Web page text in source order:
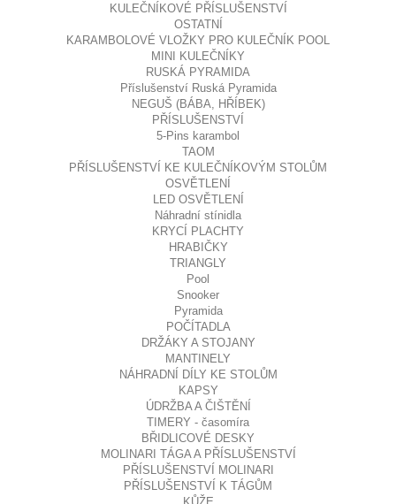
KULEČNÍKOVÉ PŘÍSLUŠENSTVÍ
OSTATNÍ
KARAMBOLOVÉ VLOŽKY PRO KULEČNÍK POOL
MINI KULEČNÍKY
RUSKÁ PYRAMIDA
Příslušenství Ruská Pyramida
NEGUŠ (BÁBA, HŘÍBEK)
PŘÍSLUŠENSTVÍ
5-Pins karambol
TAOM
PŘÍSLUŠENSTVÍ KE KULEČNÍKOVÝM STOLŮM
OSVĚTLENÍ
LED OSVĚTLENÍ
Náhradní stínidla
KRYCÍ PLACHTY
HRABIČKY
TRIANGLY
Pool
Snooker
Pyramida
POČÍTADLA
DRŽÁKY A STOJANY
MANTINELY
NÁHRADNÍ DÍLY KE STOLŮM
KAPSY
ÚDRŽBA A ČIŠTĚNÍ
TIMERY - časomíra
BŘIDLICOVÉ DESKY
MOLINARI TÁGA A PŘÍSLUŠENSTVÍ
PŘÍSLUŠENSTVÍ MOLINARI
PŘÍSLUŠENSTVÍ K TÁGŮM